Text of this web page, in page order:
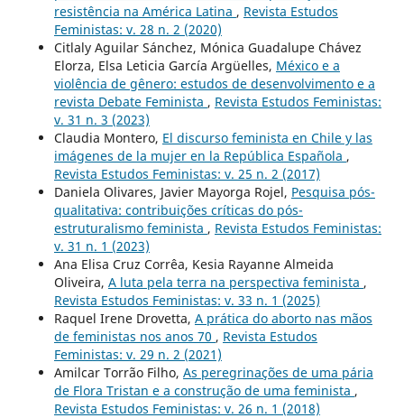
resistência na América Latina , Revista Estudos
Feministas: v. 28 n. 2 (2020)
Citlaly Aguilar Sánchez, Mónica Guadalupe Chávez
Elorza, Elsa Leticia García Argüelles, México e a
violência de gênero: estudos de desenvolvimento e a
revista Debate Feminista , Revista Estudos Feministas:
v. 31 n. 3 (2023)
Claudia Montero, El discurso feminista en Chile y las
imágenes de la mujer en la República Española ,
Revista Estudos Feministas: v. 25 n. 2 (2017)
Daniela Olivares, Javier Mayorga Rojel, Pesquisa pós-
qualitativa: contribuições críticas do pós-
estruturalismo feminista , Revista Estudos Feministas:
v. 31 n. 1 (2023)
Ana Elisa Cruz Corrêa, Kesia Rayanne Almeida
Oliveira, A luta pela terra na perspectiva feminista ,
Revista Estudos Feministas: v. 33 n. 1 (2025)
Raquel Irene Drovetta, A prática do aborto nas mãos
de feministas nos anos 70 , Revista Estudos
Feministas: v. 29 n. 2 (2021)
Amilcar Torrão Filho, As peregrinações de uma pária
de Flora Tristan e a construção de uma feminista ,
Revista Estudos Feministas: v. 26 n. 1 (2018)